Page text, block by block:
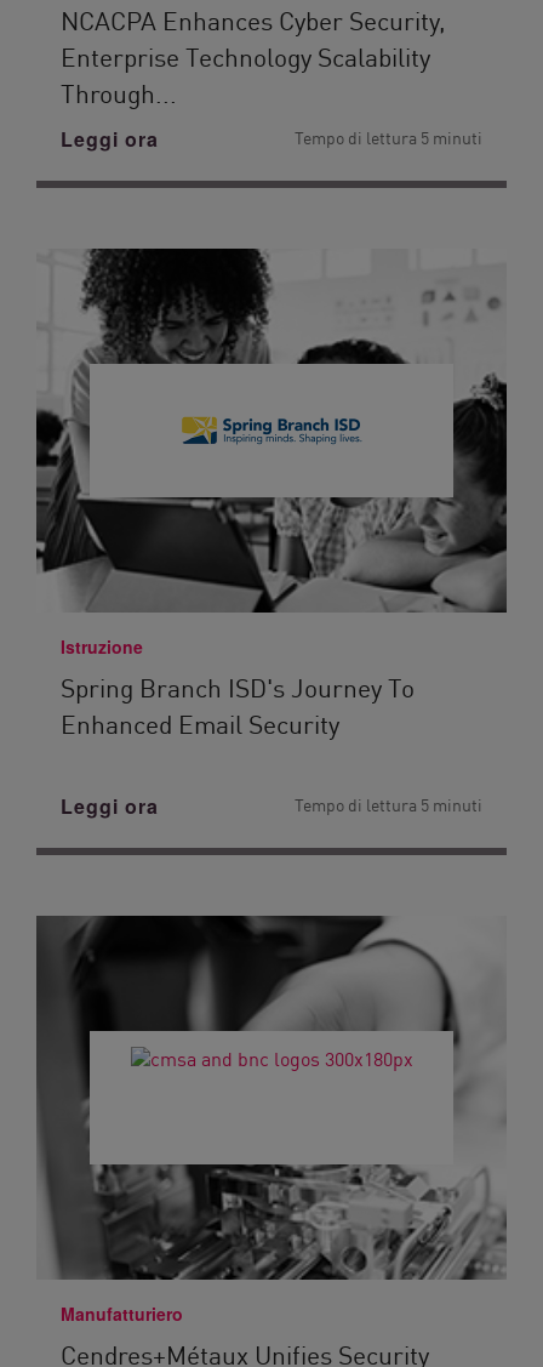
NCACPA Enhances Cyber Security,
Enterprise Technology Scalability
Through...
Leggi ora Tempo di lettura 5 minuti
Istruzione
Spring Branch ISD's Journey To
Enhanced Email Security
Leggi ora Tempo di lettura 5 minuti
Manufatturiero
Cendres+Métaux Unifies Security